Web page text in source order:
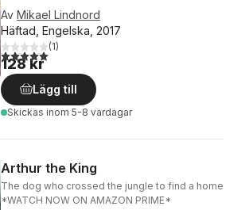
Av Mikael Lindnord
Häftad, Engelska, 2017
5,0utav 5 stjärnor. Totalt antal röster:
(1)
128 kr
Lägg till
Skickas inom 5-8 vardagar
Arthur the King
The dog who crossed the jungle to find a home
*WATCH NOW ON AMAZON PRIME*